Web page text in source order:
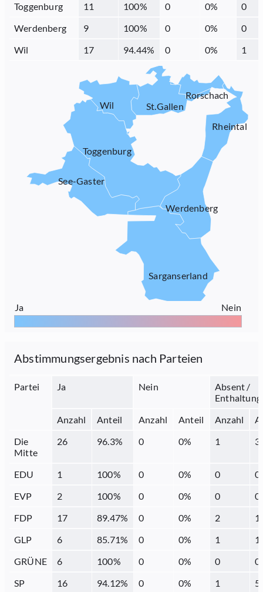
Toggenburg
11 100% 0 0%
0
Werdenberg
9 100% 0 0%
0
Wil
17 94.44% 0 0% 1
Wil
Toggenburg
See-Gaster
Sarganserland
Werdenberg
Rheintal
Rorschach
St.Gallen
Ja Nein
Abstimmungsergebnis nach Parteien
Partei Ja Nein
Absent /
Enthaltung
Anzahl
Anteil Anzahl Anteil Anzahl
Die
Mitte
26 96.3% 0 0% 1
EDU 1 100% 0 0% 0 0
EVP
2 100% 0 0% 0 0
FDP
17 89.47% 0 0% 2
GLP
6 85.71% 0 0% 1
GRÜNE
6 100% 0 0% 0 0
SP
16 94.12% 0 0% 1